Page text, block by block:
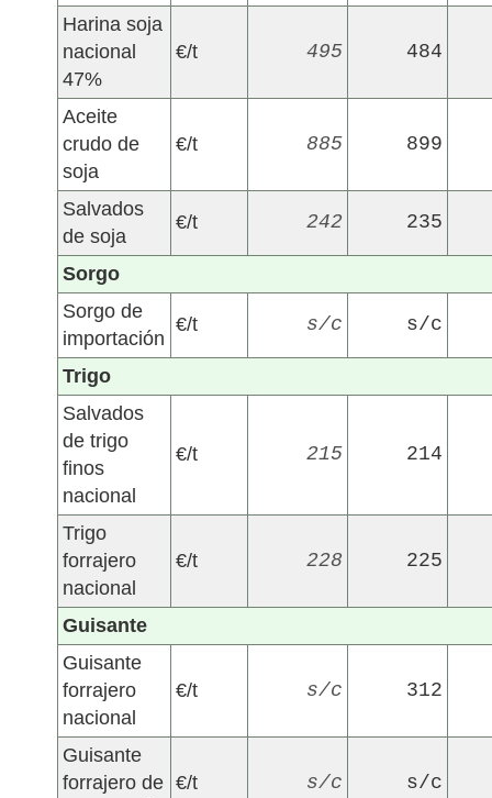
Harina soja
nacional
47%
€/t 495 484
Aceite
crudo de
soja
€/t 885 899
Salvados
de soja
€/t 242 235
Sorgo
Sorgo de
importación
€/t s/c s/c
Trigo
Salvados
de trigo
finos
nacional
€/t 215 214
Trigo
forrajero
nacional
€/t 228 225
Guisante
Guisante
forrajero
nacional
€/t s/c 312
Guisante
forrajero de €/t s/c s/c